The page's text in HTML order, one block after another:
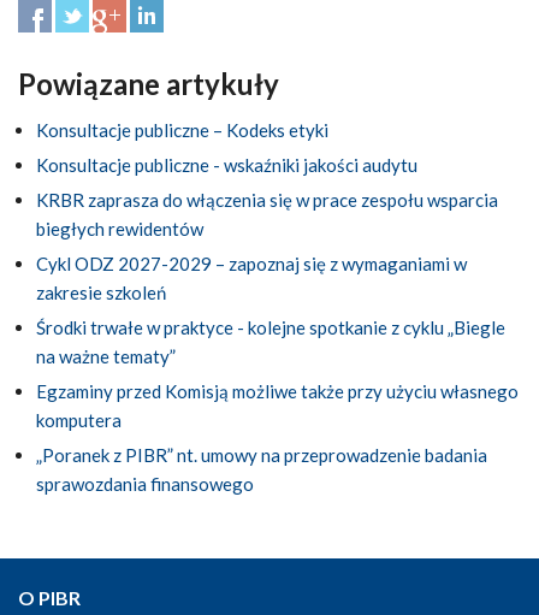
Powiązane artykuły
Konsultacje publiczne – Kodeks etyki
Konsultacje publiczne - wskaźniki jakości audytu
KRBR zaprasza do włączenia się w prace zespołu wsparcia
biegłych rewidentów
Cykl ODZ 2027-2029 – zapoznaj się z wymaganiami w
zakresie szkoleń
Środki trwałe w praktyce - kolejne spotkanie z cyklu „Biegle
na ważne tematy”
Egzaminy przed Komisją możliwe także przy użyciu własnego
komputera
„Poranek z PIBR” nt. umowy na przeprowadzenie badania
sprawozdania finansowego
O PIBR